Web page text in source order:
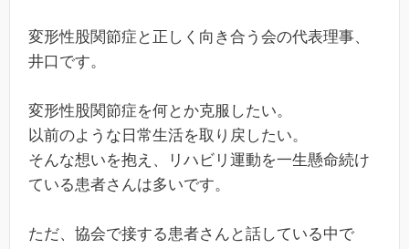
変形性股関節症と正しく向き合う会の代表理事、
井口です。
変形性股関節症を何とか克服したい。
以前のような日常生活を取り戻したい。
そんな想いを抱え、リハビリ運動を一生懸命続け
ている患者さんは多いです。
ただ、協会で接する患者さんと話している中で